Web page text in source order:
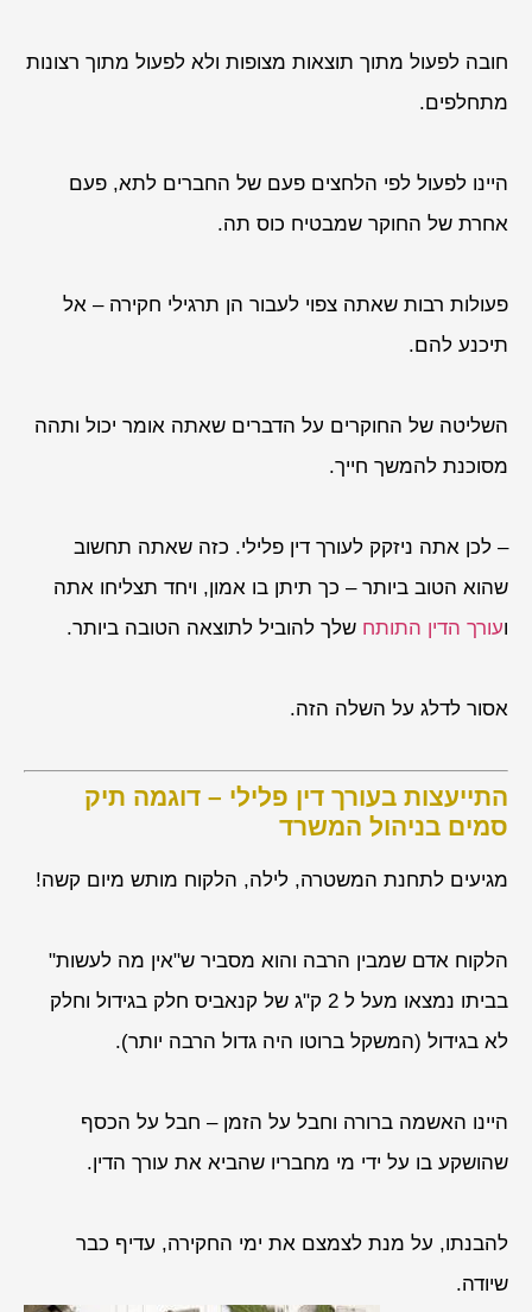
חובה לפעול מתוך תוצאות מצופות ולא לפעול מתוך רצונות
מתחלפים.
היינו לפעול לפי הלחצים פעם של החברים לתא, פעם
אחרת של החוקר שמבטיח כוס תה.
פעולות רבות שאתה צפוי לעבור הן תרגילי חקירה – אל
תיכנע להם.
השליטה של החוקרים על הדברים שאתה אומר יכול ותהה
מסוכנת להמשך חייך.
– לכן אתה ניזקק לעורך דין פלילי. כזה שאתה תחשוב
שהוא הטוב ביותר – כך תיתן בו אמון, ויחד תצליחו אתה
ועורך הדין התותח שלך להוביל לתוצאה הטובה ביותר.
אסור לדלג על השלה הזה.
התייעצות בעורך דין פלילי – דוגמה תיק
סמים בניהול המשרד
מגיעים לתחנת המשטרה, לילה, הלקוח מותש מיום קשה!
הלקוח אדם שמבין הרבה והוא מסביר ש"אין מה לעשות"
בביתו נמצאו מעל ל 2 ק"ג של קנאביס חלק בגידול וחלק
לא בגידול (המשקל ברוטו היה גדול הרבה יותר).
היינו האשמה ברורה וחבל על הזמן – חבל על הכסף
שהושקע בו על ידי מי מחבריו שהביא את עורך הדין.
להבנתו, על מנת לצמצם את ימי החקירה, עדיף כבר
שיודה.